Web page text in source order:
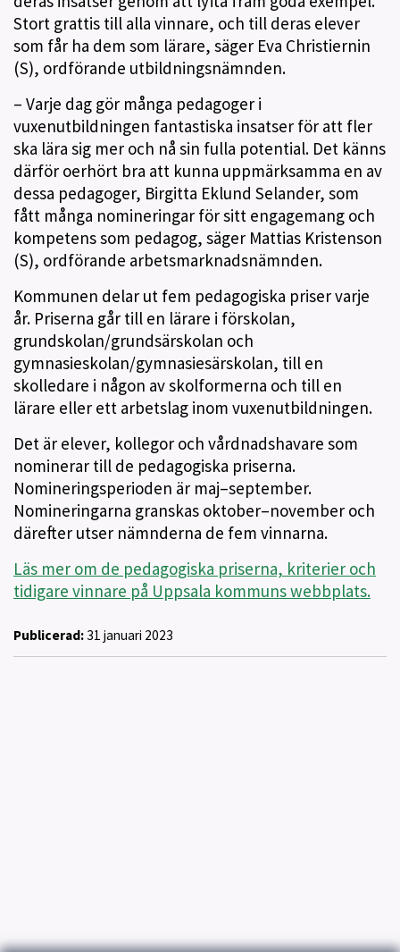
Stort grattis till alla vinnare, och till deras elever
som får ha dem som lärare, säger Eva Christiernin
(S), ordförande utbildningsnämnden.
– Varje dag gör många pedagoger i
vuxenutbildningen fantastiska insatser för att fler
ska lära sig mer och nå sin fulla potential. Det känns
därför oerhört bra att kunna uppmärksamma en av
dessa pedagoger, Birgitta Eklund Selander, som
fått många nomineringar för sitt engagemang och
kompetens som pedagog, säger Mattias Kristenson
(S), ordförande arbetsmarknadsnämnden.
Kommunen delar ut fem pedagogiska priser varje
år. Priserna går till en lärare i förskolan,
grundskolan/grundsärskolan och
gymnasieskolan/gymnasiesärskolan, till en
skolledare i någon av skolformerna och till en
lärare eller ett arbetslag inom vuxenutbildningen.
Det är elever, kollegor och vårdnadshavare som
nominerar till de pedagogiska priserna.
Nomineringsperioden är maj–september.
Nomineringarna granskas oktober–november och
därefter utser nämnderna de fem vinnarna.
Läs mer om de pedagogiska priserna, kriterier och
tidigare vinnare på Uppsala kommuns webbplats.
Publicerad: 31 januari 2023